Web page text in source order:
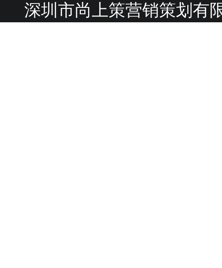
深圳市尚上策营销策划